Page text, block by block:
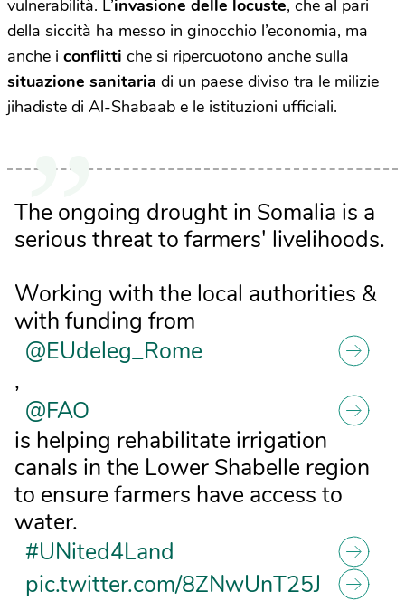
vulnerabilità. L’invasione delle locuste, che al pari
della siccità ha messo in ginocchio l’economia, ma
anche i conflitti che si ripercuotono anche sulla
situazione sanitaria di un paese diviso tra le milizie
jihadiste di Al-Shabaab e le istituzioni ufficiali.
The ongoing drought in Somalia is a
serious threat to farmers' livelihoods.
Working with the local authorities &
with funding from
@EUdeleg_Rome
,
@FAO
is helping rehabilitate irrigation
canals in the Lower Shabelle region
to ensure farmers have access to
water.
#UNited4Land
pic.twitter.com/8ZNwUnT25J